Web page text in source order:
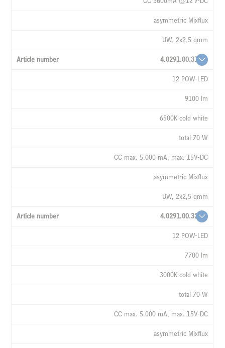
asymmetric Mixflux
UW, 2x2,5 qmm
4.0291.00.31
12 POW-LED
9100 lm
6500K cold white
total 70 W
CC max. 5.000 mA, max. 15V-DC
asymmetric Mixflux
UW, 2x2,5 qmm
4.0291.00.32
12 POW-LED
7700 lm
3000K cold white
total 70 W
CC max. 5.000 mA, max. 15V-DC
asymmetric Mixflux